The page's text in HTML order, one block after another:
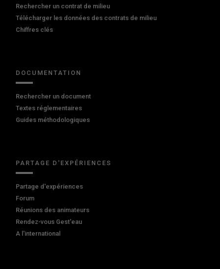
Rechercher un contrat de milieu
Télécharger les données des contrats de milieu
Chiffres clés
DOCUMENTATION
Rechercher un document
Textes réglementaires
Guides méthodologiques
PARTAGE D'EXPÉRIENCES
Partage d'expériences
Forum
Réunions des animateurs
Rendez-vous Gest'eau
A l'international